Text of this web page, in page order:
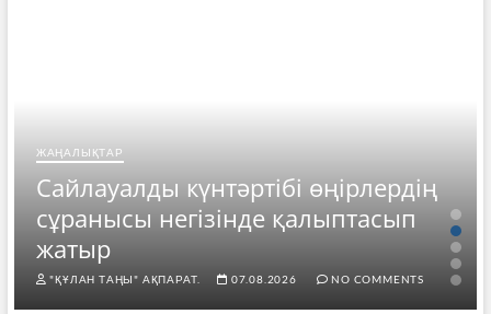
ЖАҢАЛЫҚТАР
Сайлауалды күнтәртібі өңірлердің
сұранысы негізінде қалыптасып
жатыр
"ҚҰЛАН ТАҢЫ" АҚПАРАТ. 07.08.2026 NO COMMENTS